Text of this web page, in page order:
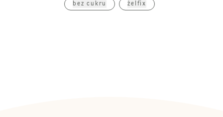
bez cukru żelfix